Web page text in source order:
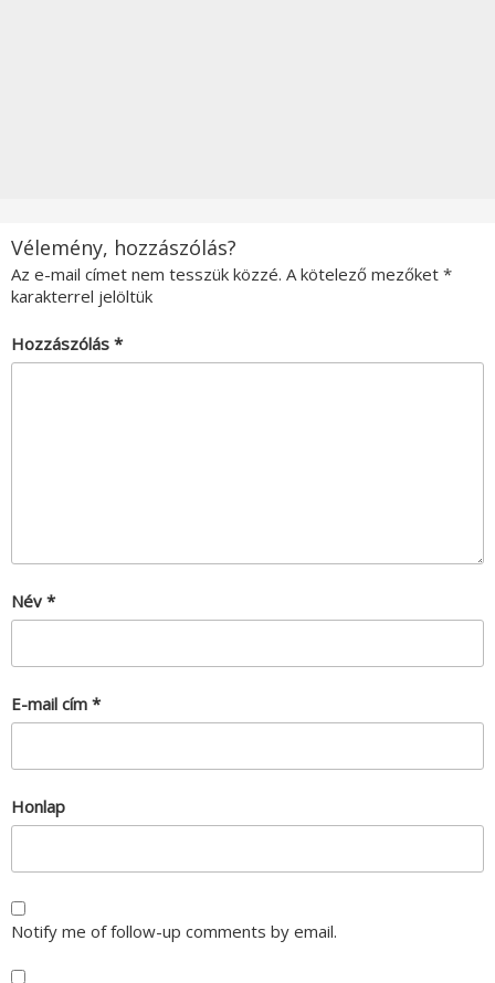
Vélemény, hozzászólás?
Az e-mail címet nem tesszük közzé. A kötelező mezőket *
karakterrel jelöltük
Hozzászólás *
Név *
E-mail cím *
Honlap
Notify me of follow-up comments by email.